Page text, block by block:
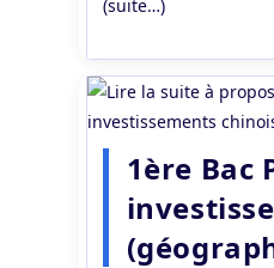
(suite…)
1ère Bac